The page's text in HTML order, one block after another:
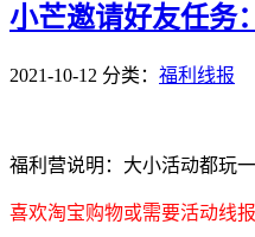
小芒邀请好友任务
2021-10-12 分类： 福利线报
福利营说明：大小活动都玩
喜欢淘宝购物或需要活动线